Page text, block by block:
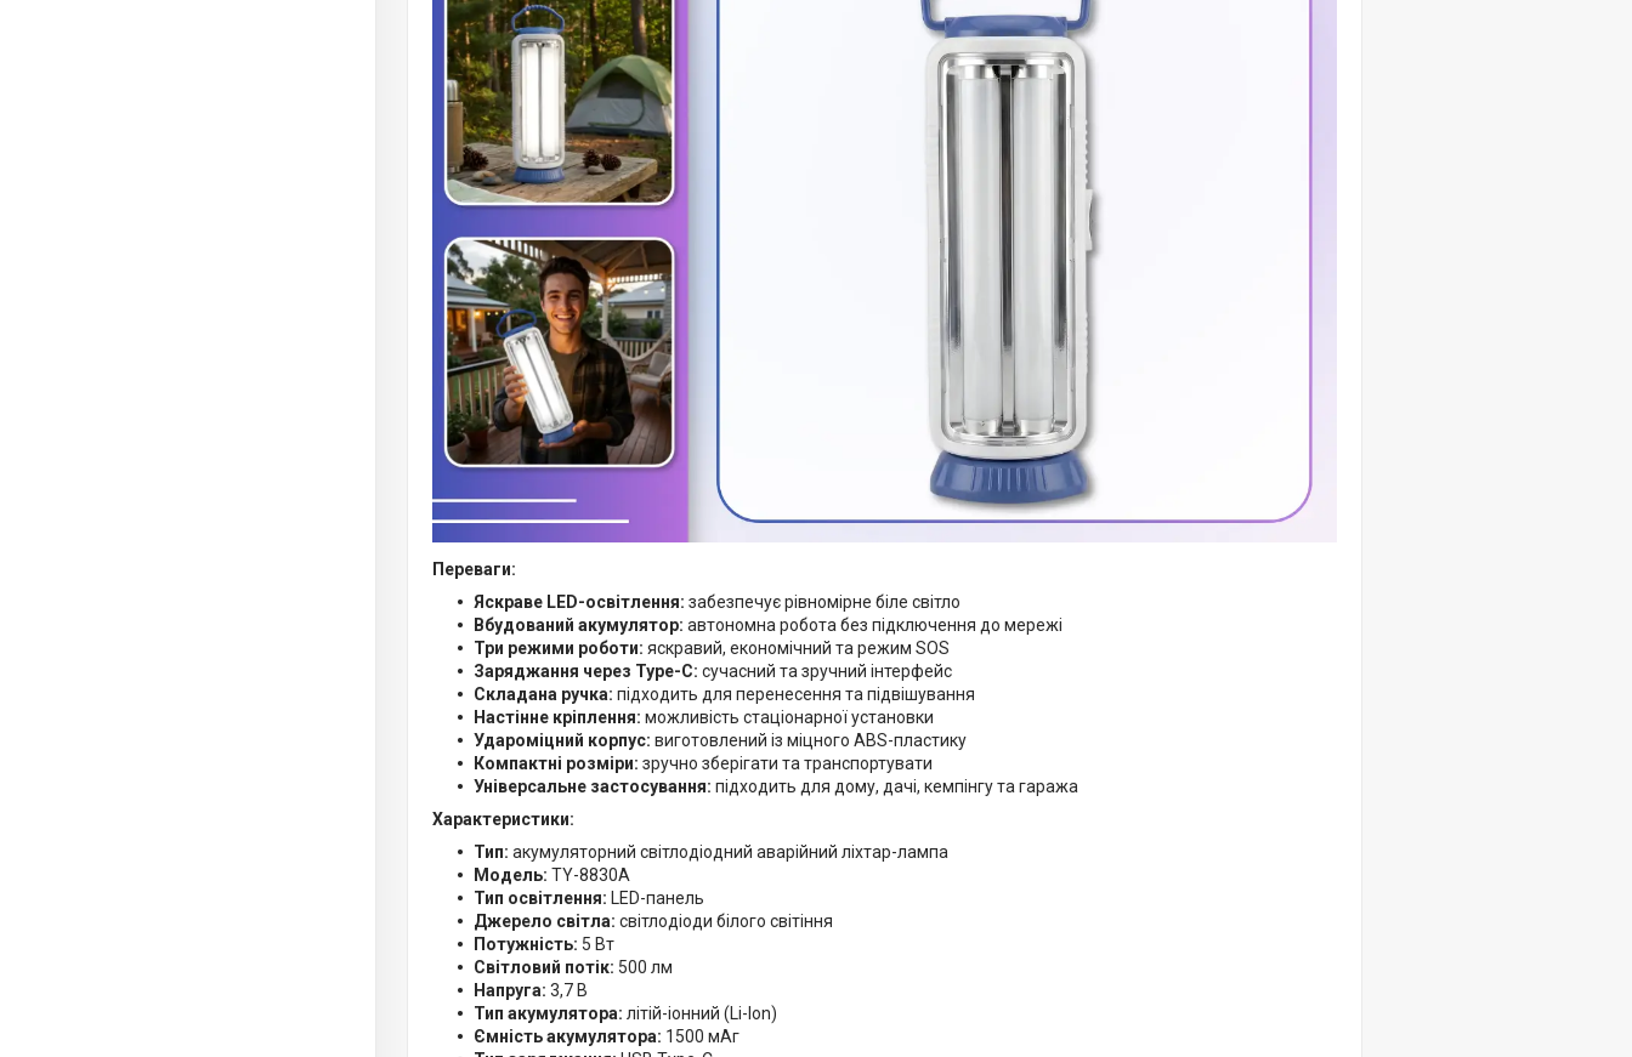
Переваги:
Яскраве LED-освітлення: забезпечує рівномірне біле світло
Вбудований акумулятор: автономна робота без підключення до мережі
Три режими роботи: яскравий, економічний та режим SOS
Заряджання через Type-C: сучасний та зручний інтерфейс
Складана ручка: підходить для перенесення та підвішування
Настінне кріплення: можливість стаціонарної установки
Удароміцний корпус: виготовлений із міцного ABS-пластику
Компактні розміри: зручно зберігати та транспортувати
Універсальне застосування: підходить для дому, дачі, кемпінгу та гаража
Характеристики:
Тип: акумуляторний світлодіодний аварійний ліхтар-лампа
Модель: TY-8830A
Тип освітлення: LED-панель
Джерело світла: світлодіоди білого світіння
Потужність: 5 Вт
Світловий потік: 500 лм
Напруга: 3,7 В
Тип акумулятора: літій-іонний (Li-Ion)
Ємність акумулятора: 1500 мАг